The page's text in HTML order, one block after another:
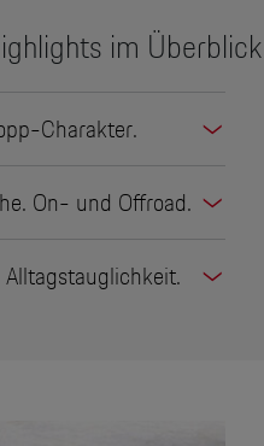
im Überblick
Charakter.
On- und Offroad.